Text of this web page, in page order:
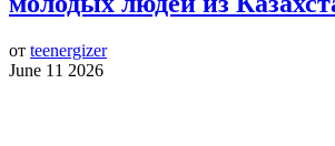
от teenergizer
June 11 2026